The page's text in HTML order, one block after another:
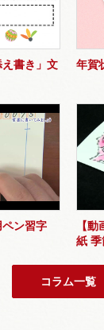
書き」文
年賀
ペン習字
【
紙 季
コラム一覧